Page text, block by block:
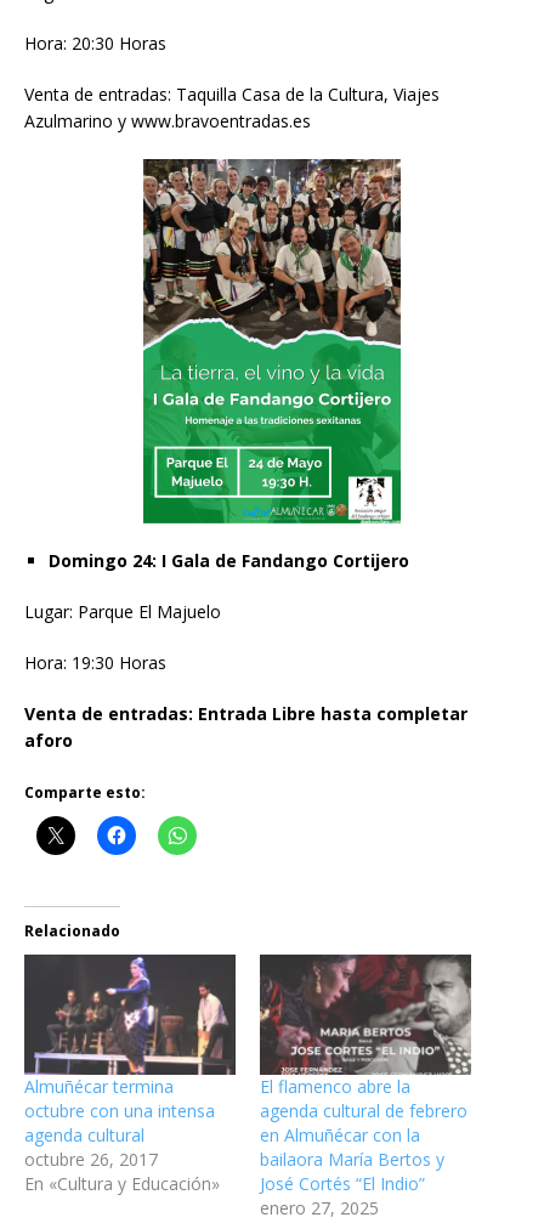
Hora: 20:30 Horas
Venta de entradas: Taquilla Casa de la Cultura, Viajes
Azulmarino y www.bravoentradas.es
Domingo 24: I Gala de Fandango Cortijero
Lugar: Parque El Majuelo
Hora: 19:30 Horas
Venta de entradas: Entrada Libre hasta completar
aforo
Comparte esto:
Relacionado
Almuñécar termina
octubre con una intensa
agenda cultural
octubre 26, 2017
En «Cultura y Educación»
El flamenco abre la
agenda cultural de febrero
en Almuñécar con la
bailaora María Bertos y
José Cortés “El Indio”
enero 27, 2025